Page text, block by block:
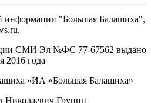
информации "Большая Балашиха",
СМИ Эл №ФС ‎77-67562 выдано
2016 года
«ИА «Большая Балашиха»
Николаевич Грунин